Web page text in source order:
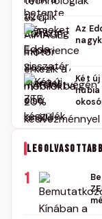
Az
Két
nubia
LEGOLVASOTTABB
1